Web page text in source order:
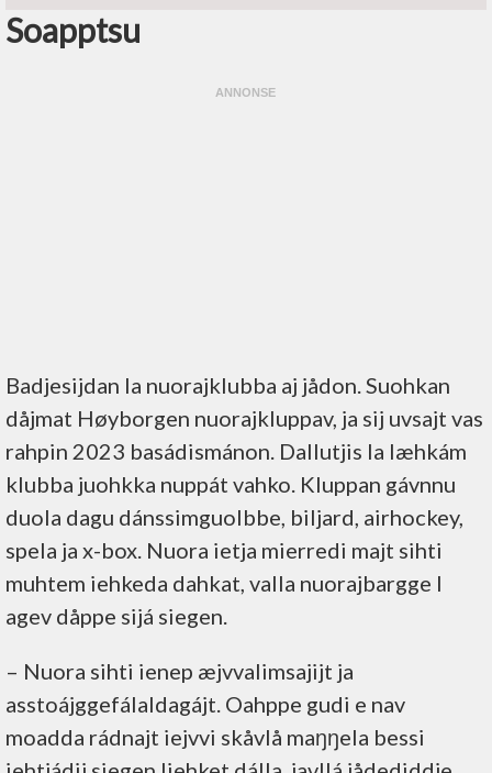
Soapptsu
Badjesijdan la nuorajklubba aj jådon. Suohkan
dåjmat Høyborgen nuorajkluppav, ja sij uvsajt vas
rahpin 2023 basádismánon. Dallutjis la læhkám
klubba juohkka nuppát vahko. Kluppan gávnnu
duola dagu dánssimguolbbe, biljard, airhockey,
spela ja x-box. Nuora ietja mierredi majt sihti
muhtem iehkeda dahkat, valla nuorajbargge l
agev dåppe sijá siegen.
– Nuora sihti ienep æjvvalimsajijt ja
asstoájggefálaldagájt. Oahppe gudi e nav
moadda rádnajt iejvvi skåvlå maŋŋela bessi